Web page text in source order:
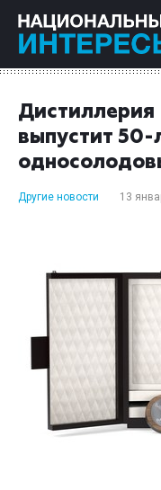
Дистиллерия
выпустит 50-
Другие новости 13